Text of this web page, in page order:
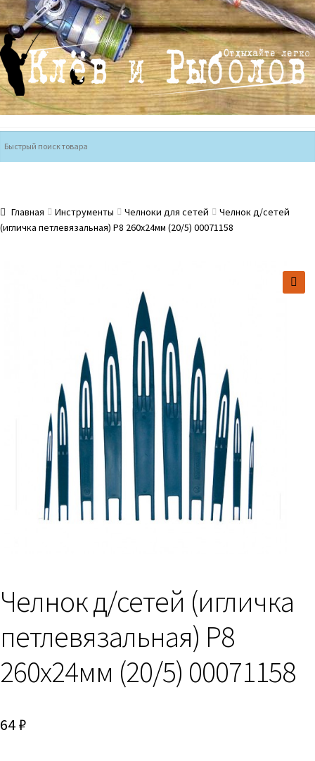
Перейти
к
навигации
Перейти
к
содержимому
Главная Инструменты Челноки для сетей
Челнок д/сетей
(игличка петлевязальная) Р8 260х24мм (20/5) 00071158
Челнок д/сетей (игличка
петлевязальная) Р8
260х24мм (20/5) 00071158
64₽